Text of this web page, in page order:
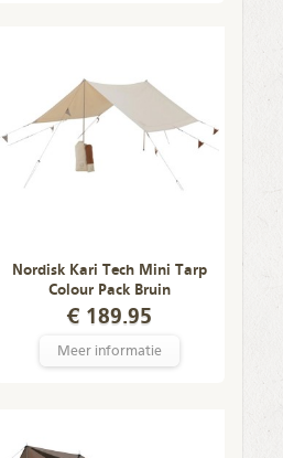
Nordisk Kari Tech Mini Tarp
Colour Pack Bruin
€ 189.95
Meer informatie